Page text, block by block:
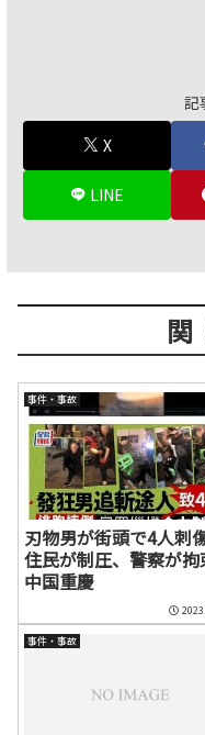
記
X
LINE
事件・事故
刃物男が街頭で4人刺
住民が制圧、警察が
中国重慶
事件・事故